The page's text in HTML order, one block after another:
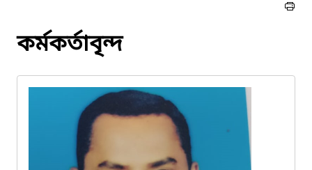
কর্মকর্তাবৃন্দ